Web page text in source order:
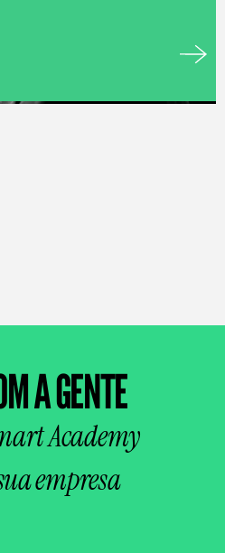
A GENTE
Academy
empresa